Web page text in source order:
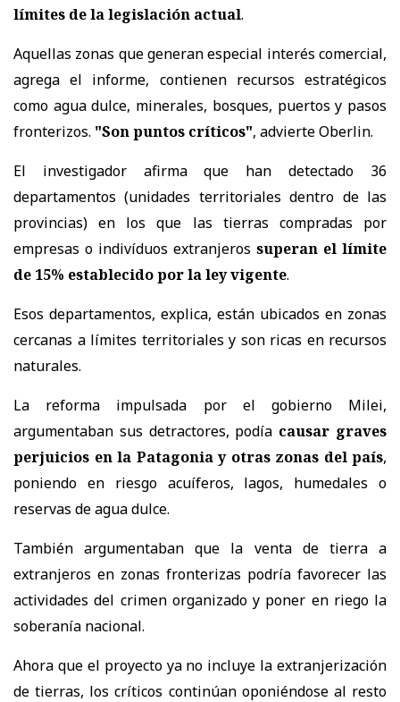
límites de la legislación actual.
Aquellas zonas que generan especial interés comercial,
agrega el informe, contienen recursos estratégicos
como agua dulce, minerales, bosques, puertos y pasos
fronterizos. "Son puntos críticos", advierte Oberlin.
El investigador afirma que han detectado 36
departamentos (unidades territoriales dentro de las
provincias) en los que las tierras compradas por
empresas o indivíduos extranjeros superan el límite
de 15% establecido por la ley vigente.
Esos departamentos, explica, están ubicados en zonas
cercanas a límites territoriales y son ricas en recursos
naturales.
La reforma impulsada por el gobierno Milei,
argumentaban sus detractores, podía causar graves
perjuicios en la Patagonia y otras zonas del país,
poniendo en riesgo acuíferos, lagos, humedales o
reservas de agua dulce.
También argumentaban que la venta de tierra a
extranjeros en zonas fronterizas podría favorecer las
actividades del crimen organizado y poner en riego la
soberanía nacional.
Ahora que el proyecto ya no incluye la extranjerización
de tierras, los críticos continúan oponiéndose al resto